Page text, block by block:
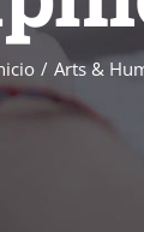
Arts &